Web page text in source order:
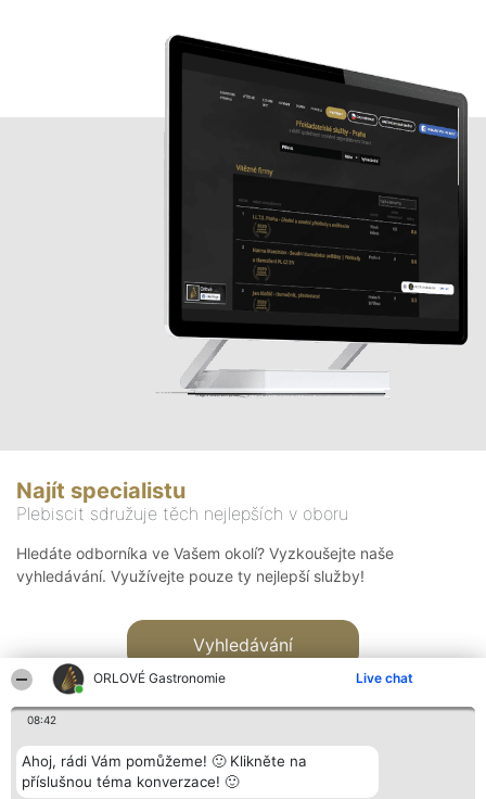
ORLOVÉ Gastronomie Live chat
08:42
Ahoj, rádi Vám pomůžeme! 🙂 Klikněte na
příslušnou téma konverzace! 🙂
Najít specialistu
Plebiscit sdružuje těch nejlepších v oboru
Hledáte odborníka ve Vašem okolí? Vyzkoušejte naše
vyhledávání. Využívejte pouze ty nejlepší služby!
Vyhledávání